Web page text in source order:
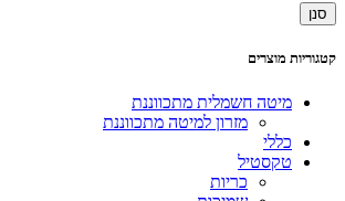
סנן
קטגוריות מוצרים
מיטה חשמלית מתכווננת
מזרון למיטה מתכווננת
כללי
טקסטיל
כריות